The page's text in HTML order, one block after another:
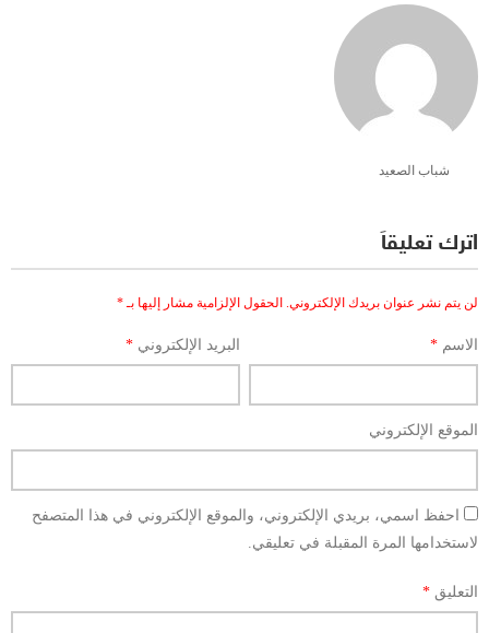
شباب الصعيد
اترك تعليقاً
لن يتم نشر عنوان بريدك الإلكتروني. الحقول الإلزامية مشار إليها بـ*
الاسم * البريد الإلكتروني*
الموقع الإلكتروني
احفظ اسمي، بريدي الإلكتروني، والموقع الإلكتروني في هذا المتصفح
لاستخدامها المرة المقبلة في تعليقي.
التعليق *